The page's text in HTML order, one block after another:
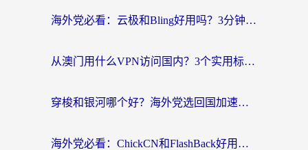
海外党必看：云极和Bling好用吗？3分钟教你选对回国加速器
从澳门用什么VPN访问国内？3个实用标准帮你避开坑，无缝刷剧听歌
穿梭和银河哪个好？海外党选回国加速器的避坑指南，附番茄加速器实测体验
海外党必看：ChickCN和FlashBack好用吗？3招教你选对回国加速器（附云极、HomeCN、斧牛vs艾果对比）